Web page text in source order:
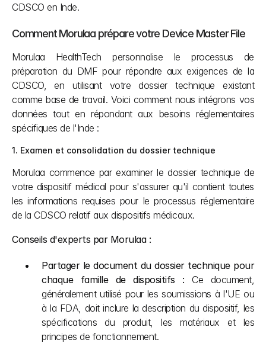
CDSCO en Inde.
Comment Morulaa prépare votre Device Master File
Morulaa HealthTech personnalise le processus de
préparation du DMF pour répondre aux exigences de la
CDSCO, en utilisant votre dossier technique existant
comme base de travail. Voici comment nous intégrons vos
données tout en répondant aux besoins réglementaires
spécifiques de l'Inde :
1. Examen et consolidation du dossier technique
Morulaa commence par examiner le dossier technique de
votre dispositif médical pour s'assurer qu'il contient toutes
les informations requises pour le processus réglementaire
de la CDSCO relatif aux dispositifs médicaux.
Conseils d'experts par Morulaa :
Partager le document du dossier technique pour
chaque famille de dispositifs : Ce document,
généralement utilisé pour les soumissions à l'UE ou
à la FDA, doit inclure la description du dispositif, les
spécifications du produit, les matériaux et les
principes de fonctionnement.